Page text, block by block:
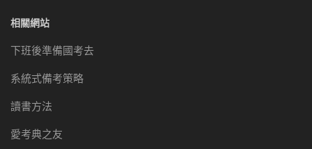
相關網站
下班後準備國考去
系統式備考策略
讀書方法
愛考典之友